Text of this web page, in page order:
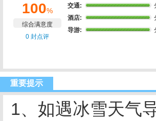
100%
综合满意度
0 封点评
交通:
酒店:
导游:
重要提示
1、如遇冰雪天气